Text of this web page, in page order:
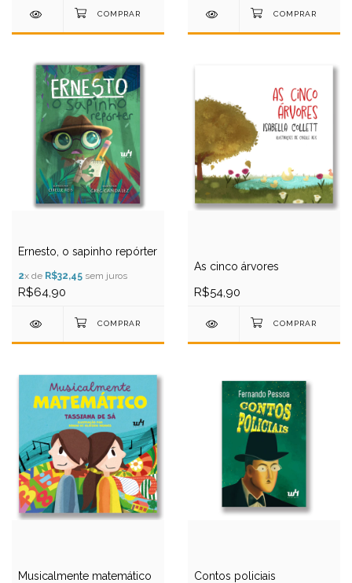
Ernesto, o sapinho repórter
2x de R$32,45 sem juros
R$64,90
As cinco árvores
R$54,90
Musicalmente matemático Contos policiais